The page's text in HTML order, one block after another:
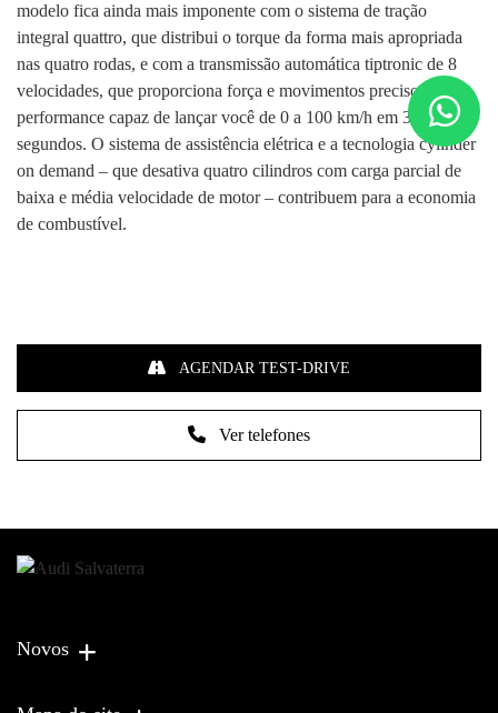
modelo fica ainda mais imponente com o sistema de tração
integral quattro, que distribui o torque da forma mais apropriada
nas quatro rodas, e com a transmissão automática tiptronic de 8
velocidades, que proporciona força e movimentos precisos: alta
performance capaz de lançar você de 0 a 100 km/h em 3,8
segundos. O sistema de assistência elétrica e a tecnologia cylinder
on demand – que desativa quatro cilindros com carga parcial de
baixa e média velocidade de motor – contribuem para a economia
de combustível.
Ver telefones
AGENDAR TEST-DRIVE
Novos